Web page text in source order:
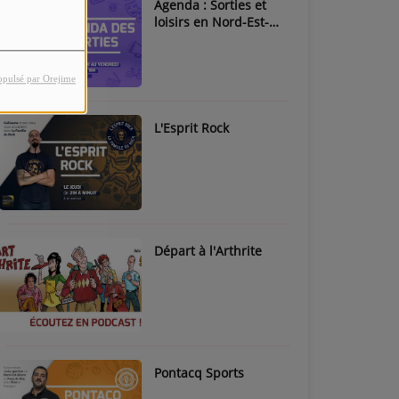
par Orejime
Agenda : Sorties et
loisirs en Nord-Est-
L'Esprit Rock
Départ à l'Arthrite
Pontacq Sports